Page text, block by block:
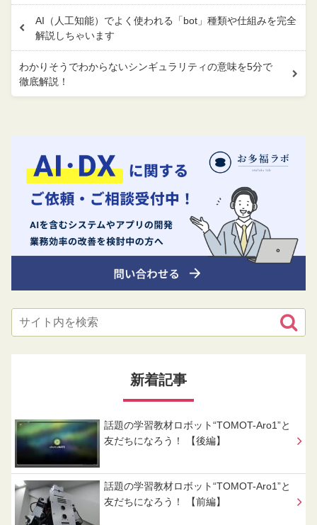
AI（人工知能）でよく使われる「bot」種類や仕組みを完全
解説しちゃいます
わかりそうでわからないシンギュラリティの意味を5分で
徹底解説！
新着記事
話題の学習教材ロボット“TOMOT-Aro1”と
友だちになろう！ 【後編】
話題の学習教材ロボット“TOMOT-Aro1”と
友だちになろう！ 【前編】